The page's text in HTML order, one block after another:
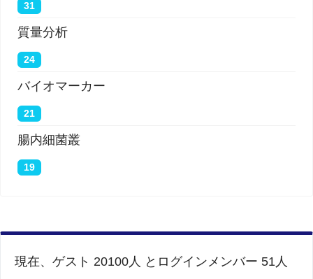
31
質量分析
24
バイオマーカー
21
腸内細菌叢
19
現在、ゲスト 20100人 とログインメンバー 51人